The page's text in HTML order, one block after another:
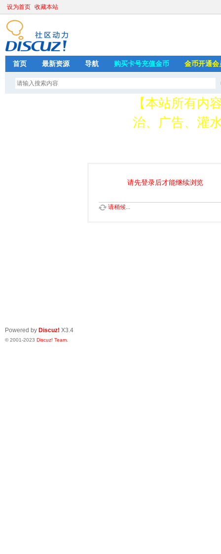
设为首页 收藏本站
首页 最新资源 导航 购买卡号充值金币 金币开通会
【本站所有内
治、广告、灌
请先登录后才能继续浏览
请稍候...
Powered by Discuz! X3.4
© 2001-2023 Discuz! Team.